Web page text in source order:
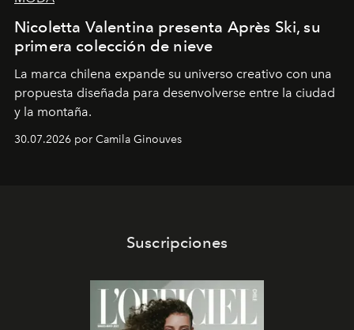
Nicoletta Valentina presenta Après Ski, su
primera colección de nieve
La marca chilena expande su universo creativo con una
propuesta diseñada para desenvolverse entre la ciudad
y la montaña.
30.07.2026 por Camila Ginouves
Suscripciones